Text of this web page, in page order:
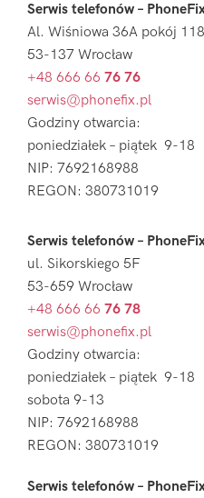
Serwis telefonów –
Al. Wiśniowa 36A pokój 118
53-137 Wrocław
+48 666 66 76 76
serwis@phonefix.pl
Godziny otwarcia:
poniedziałek – piątek 9-18
NIP: 7692168988
REGON: 380731019
Serwis telefonów –
ul. Sikorskiego 5F
53-659 Wrocław
+48 666 66 76 78
serwis@phonefix.pl
Godziny otwarcia:
poniedziałek – piątek 9-18
sobota 9-13
NIP: 7692168988
REGON: 380731019
Serwis telefonów –